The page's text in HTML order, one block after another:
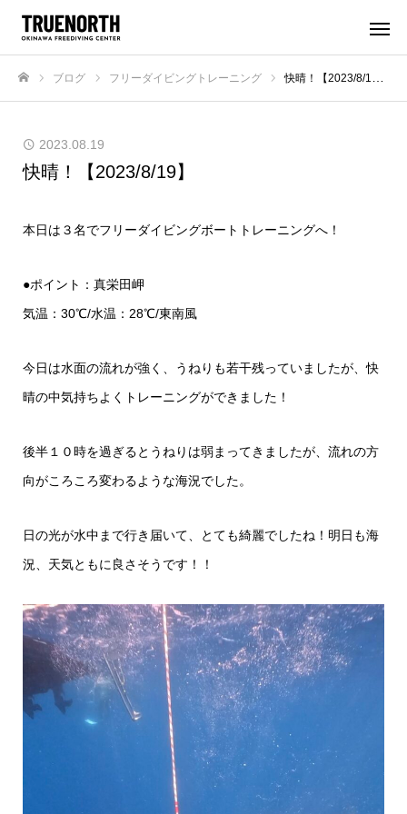
ブログ フリーダイビングトレーニング 快晴！【2023/8/19】
2023.08.19
快晴！【2023/8/19】
本日は３名でフリーダイビングボートトレーニングへ！
●ポイント：真栄田岬
気温：30℃/水温：28℃/東南風
今日は水面の流れが強く、うねりも若干残っていましたが、快
晴の中気持ちよくトレーニングができました！
後半１０時を過ぎるとうねりは弱まってきましたが、流れの方
向がころころ変わるような海況でした。
日の光が水中まで行き届いて、とても綺麗でしたね！明日も海
況、天気ともに良さそうです！！